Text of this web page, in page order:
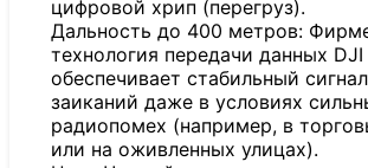
цифровой хрип (перегруз).
Дальность до 400 метров:
технология передачи данных DJI
обеспечивает стабильный
заиканий даже в условиях
радиопомех (например, в
или на оживленных улицах).